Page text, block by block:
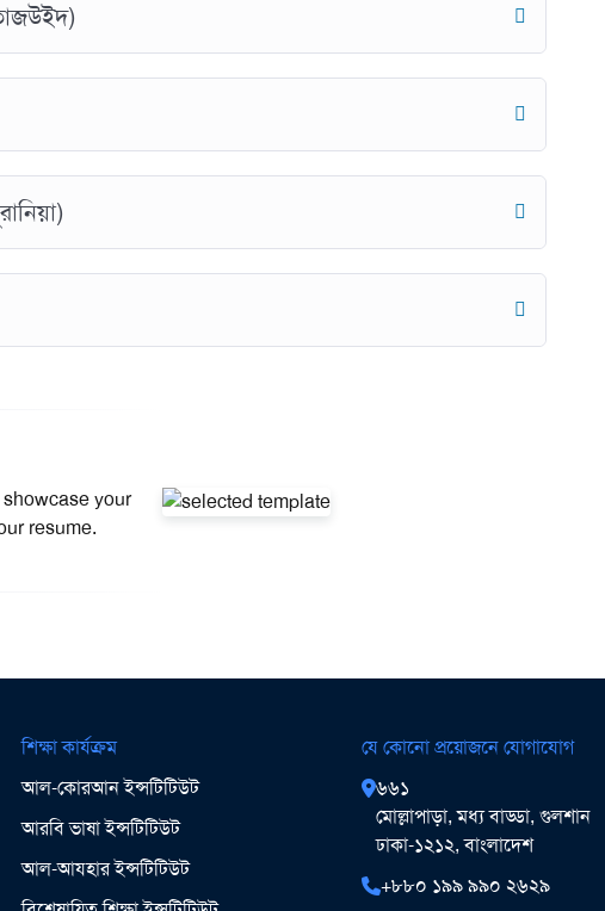
your
resume.
শিক্ষা কার্যক্রম
আল-কোরআন ইন্সটিটিউট
আরবি ভাষা ইন্সটিটিউট
আল-আযহার ইন্সটিটিউট
যে কোনো প্রয়োজনে যোগাযোগ
৬৬১
মোল্লাপাড়া, মধ্য বাড্ডা, গুলশান
ঢাকা-১২১২, বাংলাদেশ
+৮৮০ ১৯৯ ৯৯০ ২৬২৯